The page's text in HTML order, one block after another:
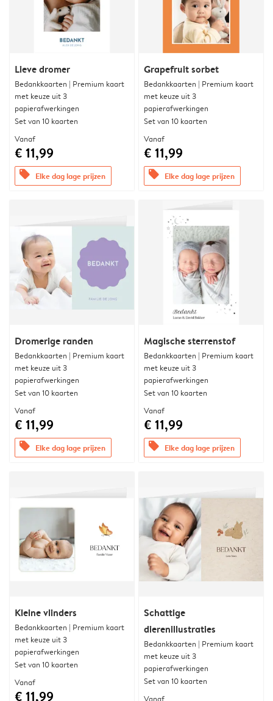
Lieve dromer
Bedankkaarten | Premium kaart
met keuze uit 3
papierafwerkingen
Set van 10 kaarten
Vanaf
€ 11,99
offers Elke dag lage prijzen
Grapefruit sorbet
Bedankkaarten | Premium kaart
met keuze uit 3
papierafwerkingen
Set van 10 kaarten
Vanaf
€ 11,99
offers Elke dag lage prijzen
Dromerige randen
Bedankkaarten | Premium kaart
met keuze uit 3
papierafwerkingen
Set van 10 kaarten
Vanaf
€ 11,99
offers Elke dag lage prijzen
Magische sterrenstof
Bedankkaarten | Premium kaart
met keuze uit 3
papierafwerkingen
Set van 10 kaarten
Vanaf
€ 11,99
offers Elke dag lage prijzen
Kleine vlinders
Bedankkaarten | Premium kaart
met keuze uit 3
papierafwerkingen
Set van 10 kaarten
Vanaf
€ 11,99
Schattige
dierenillustraties
Bedankkaarten | Premium kaart
met keuze uit 3
papierafwerkingen
Set van 10 kaarten
Vanaf